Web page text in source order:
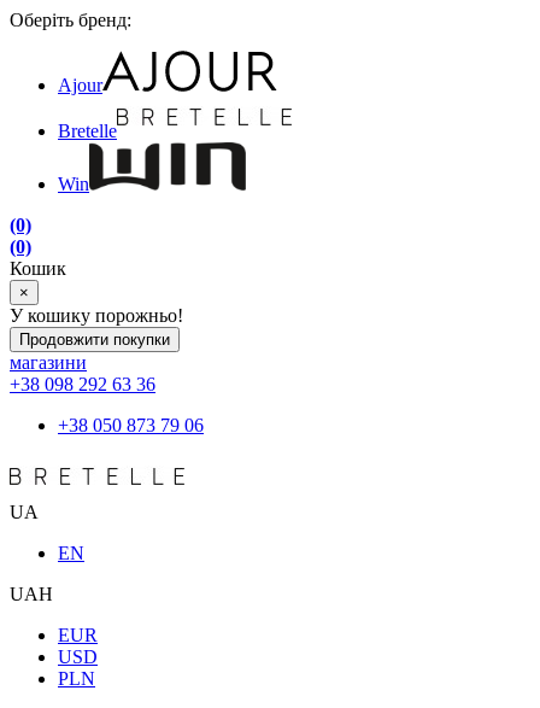
Оберіть бренд:
Ajour
Bretelle
Win
(0)
(0)
Кошик
×
У кошику порожньо!
Продовжити покупки
магазини
+38 098 292 63 36
+38 050 873 79 06
UA
EN
UAH
EUR
USD
PLN